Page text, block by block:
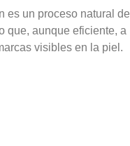
es un proceso natural del
que, aunque eficiente, a
visibles en la piel.